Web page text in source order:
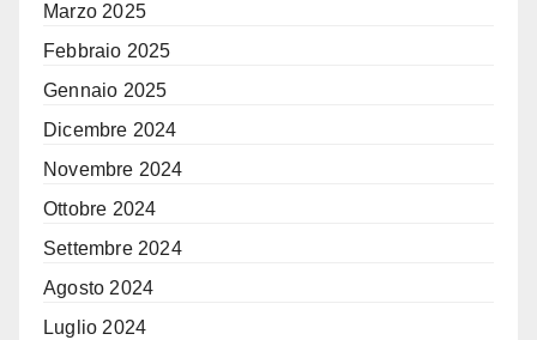
Marzo 2025
Febbraio 2025
Gennaio 2025
Dicembre 2024
Novembre 2024
Ottobre 2024
Settembre 2024
Agosto 2024
Luglio 2024